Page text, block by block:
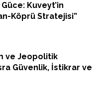
Güce: Kuveyt’in
Köprü Stratejisi”
ve Jeopolitik
Güvenlik, İstikrar ve